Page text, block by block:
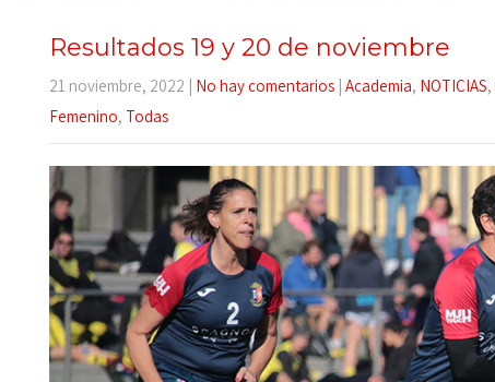
Resultados 19 y 20 de noviembre
21 noviembre, 2022 No hay comentarios Academia, NOTICIAS,
Femenino, Todas